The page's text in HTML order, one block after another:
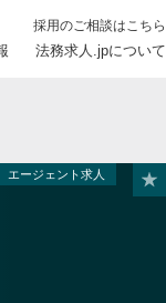
採用のご相談はこちら
法務求人.jpについて
エージェント求人